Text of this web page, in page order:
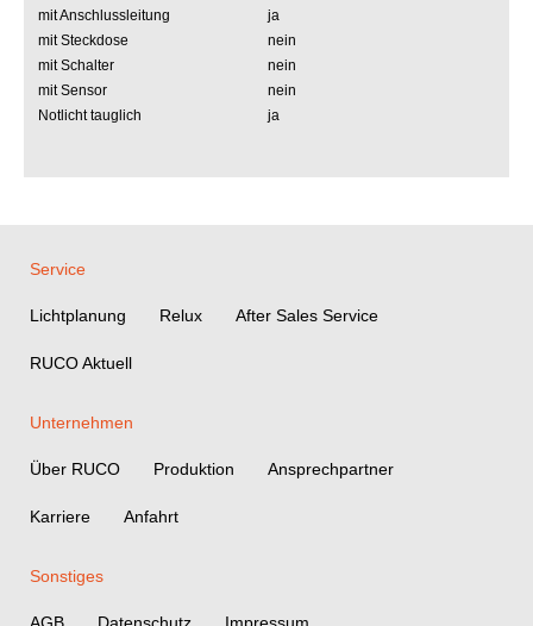
mit Anschlussleitung
ja
mit Steckdose
nein
mit Schalter
nein
mit Sensor
nein
Notlicht tauglich
ja
Service
Lichtplanung Relux After Sales Service
RUCO Aktuell
Unternehmen
Über RUCO Produktion Ansprechpartner
Karriere Anfahrt
Sonstiges